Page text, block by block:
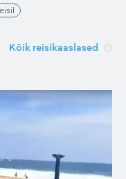
Kõik reisikaaslased